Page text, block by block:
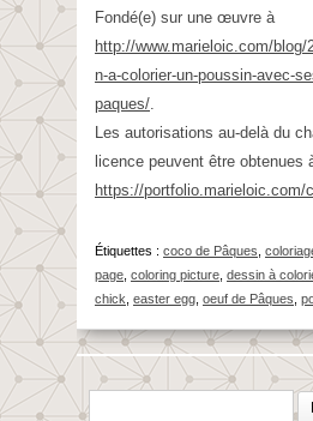
Fondé(e) sur une œuvre à
http://www.marieloic.com/blog/
n-a-colorier-un-poussin-avec-
paques/.
Les autorisations au-delà du
licence peuvent être obtenues
https://portfolio.marieloic.com/
Étiquettes : coco de Pâques
page coloring picture dessin à
chick easter egg oeuf de Pâques
Rechercher :